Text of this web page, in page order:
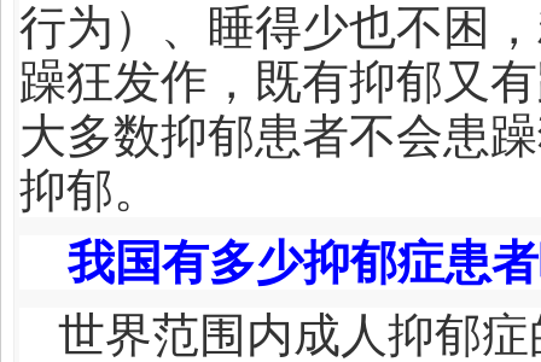
行为）、睡得少也不困
躁狂发作，既有抑郁又
大多数抑郁患者不会患
抑郁。
我国有多少抑郁症患
世界范围内成人抑郁